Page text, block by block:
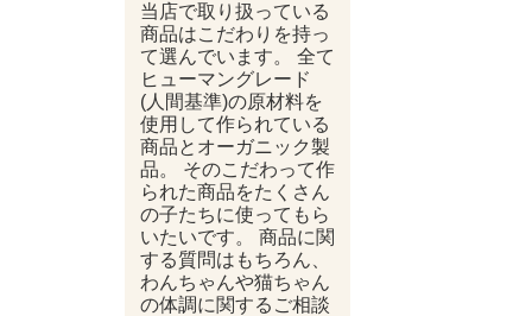
当店で取り扱っている
商品はこだわりを持っ
て選んでいます。 全て
ヒューマングレード
(人間基準)の原材料を
使用して作られている
商品とオーガニック製
品。 そのこだわって作
られた商品をたくさん
の子たちに使ってもら
いたいです。 商品に関
する質問はもちろん、
わんちゃんや猫ちゃん
の体調に関するご相談